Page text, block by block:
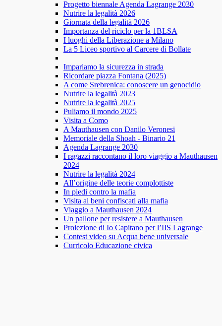
Progetto biennale Agenda Lagrange 2030
Nutrire la legalità 2026
Giornata della legalità 2026
Importanza del riciclo per la 1BLSA
I luoghi della Liberazione a Milano
La 5 Liceo sportivo al Carcere di Bollate
Impariamo la sicurezza in strada
Ricordare piazza Fontana (2025)
A come Srebrenica: conoscere un genocidio
Nutrire la legalità 2023
Nutrire la legalità 2025
Puliamo il mondo 2025
Visita a Como
A Mauthausen con Danilo Veronesi
Memoriale della Shoah - Binario 21
Agenda Lagrange 2030
I ragazzi raccontano il loro viaggio a Mauthausen
2024
Nutrire la legalità 2024
All’origine delle teorie complottiste
In piedi contro la mafia
Visita ai beni confiscati alla mafia
Viaggio a Mauthausen 2024
Un pallone per resistere a Mauthausen
Proiezione di Io Capitano per l’IIS Lagrange
Contest video su Acqua bene universale
Curricolo Educazione civica